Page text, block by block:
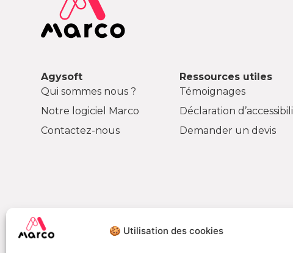
🍪 Utilisation des cookies
Agysoft
Qui sommes nous ?
Notre logiciel Marco
Contactez-nous
Ressources utiles
Témoignages
Déclaration
Demander un devis